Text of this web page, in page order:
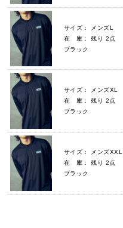
サイズ： メンズL
在 庫： 残り 2点
ブラック
サイズ： メンズXL
在 庫： 残り 2点
ブラック
サイズ： メンズXXL
在 庫： 残り 2点
ブラック